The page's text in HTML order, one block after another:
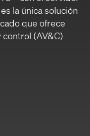
la única solución
que ofrece
(AV&C)